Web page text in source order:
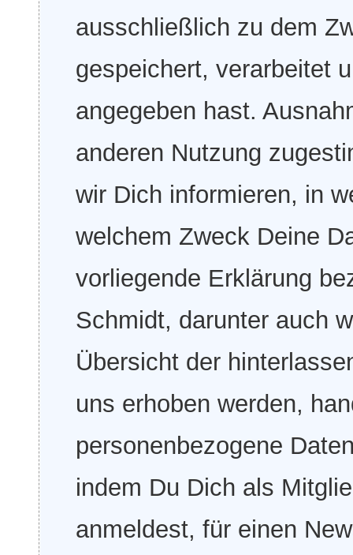
ausschließlich zu dem
gespeichert, verarbeitet
angegeben hast.
anderen Nutzung
wir Dich informieren, in
welchem Zweck Deine
vorliegende Erklärung
Schmidt, darunter auch
Übersicht der
uns erhoben werden,
personenbezogene
indem Du Dich als
anmeldest, für einen